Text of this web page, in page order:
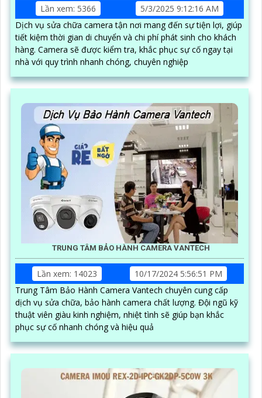
Lần xem: 5366
5/3/2025 9:12:16 AM
Dịch vụ sửa chữa camera tận nơi mang đến sự tiện lợi, giúp
tiết kiệm thời gian di chuyển và chi phí phát sinh cho khách
hàng. Camera sẽ được kiểm tra, khắc phục sự cố ngay tại
nhà với quy trình nhanh chóng, chuyên nghiệp
TRUNG TÂM BẢO HÀNH CAMERA VANTECH
Lần xem: 14023
10/17/2024 5:56:51 PM
Trung Tâm Bảo Hành Camera Vantech chuyên cung cấp
dịch vụ sửa chữa, bảo hành camera chất lượng. Đội ngũ kỹ
thuật viên giàu kinh nghiệm, nhiệt tình sẽ giúp bạn khắc
phục sự cố nhanh chóng và hiệu quả